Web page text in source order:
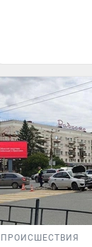
ПРОИСШЕСТВИЯ